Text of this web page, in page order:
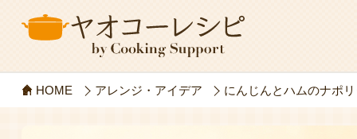
HOME アレンジ・アイデア にんじんとハムのナポ